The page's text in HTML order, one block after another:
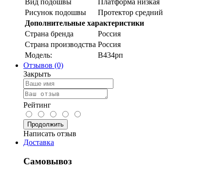
Вид подошвы
Платформа низкая
Рисунок подошвы
Протектор средний
Дополнительные характеристики
Страна бренда
Россия
Страна производства Россия
Модель:
В434рп
Отзывов (0)
Закрыть
Рейтинг
Продолжить
Написать отзыв
Доставка
Самовывоз